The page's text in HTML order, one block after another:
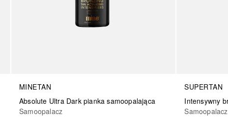
MINETAN
Absolute Ultra Dark pianka samoopalająca
Samoopalacz
SUPERTAN
Samoopalacz